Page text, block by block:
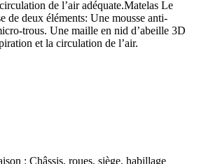
de l’air adéquate.Matelas Le
de deux éléments: Une mousse anti-
trous. Une maille en nid d’abeille 3D
et la circulation de l’air.
: Châssis, roues, siège, habillage